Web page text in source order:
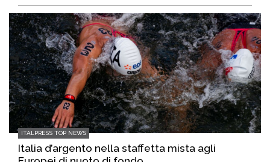
ITALPRESS TOP NEWS
Italia d’argento nella staffetta mista agli